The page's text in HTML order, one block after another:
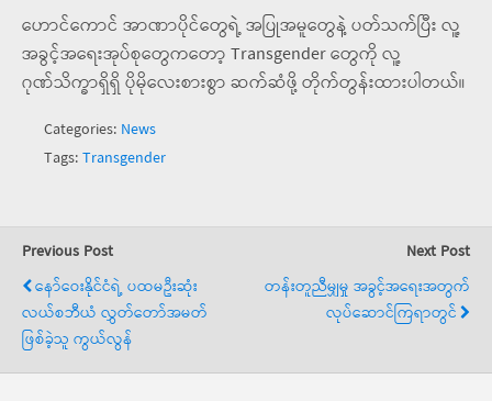
ဟောင်ကောင် အာဏာပိုင်တွေရဲ့ အပြုအမူတွေနဲ့ ပတ်သက်ပြီး လူ့
အခွင့်အရေးအုပ်စုတွေကတော့ Transgender တွေကို လူ့
ဂုဏ်သိက္ခာရှိရှိ ပိုမိုလေးစားစွာ ဆက်ဆံဖို့ တိုက်တွန်းထားပါတယ်။
Categories: News
Tags:Transgender
Previous Post
နော်ဝေးနိုင်ငံရဲ့ ပထမဦးဆုံး
လယ်စဘီယံ လွှတ်တော်အမတ်
ဖြစ်ခဲ့သူ ကွယ်လွန်
Next Post
တန်းတူညီမျှမှု အခွင့်အရေးအတွက်
လုပ်ဆောင်ကြရာတွင်